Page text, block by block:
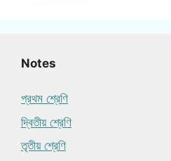
Notes
প্রথম শ্রেণি
দ্বিতীয় শ্রেণি
তৃতীয় শ্রেণি